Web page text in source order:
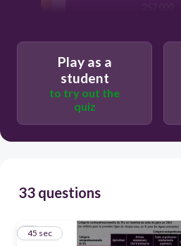
Play as a
student
to try out the
quiz
33 questions
1
45 sec